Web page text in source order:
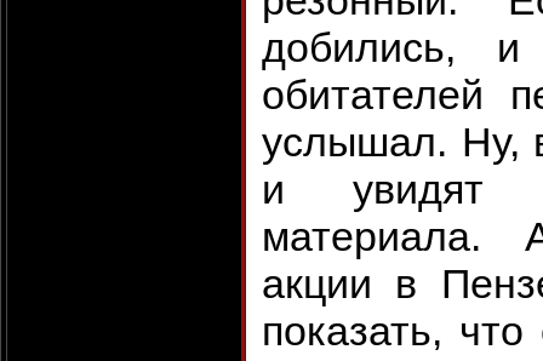
добились, и
обитателей
услышал. Ну,
и увидят
материала.
акции в
показать,